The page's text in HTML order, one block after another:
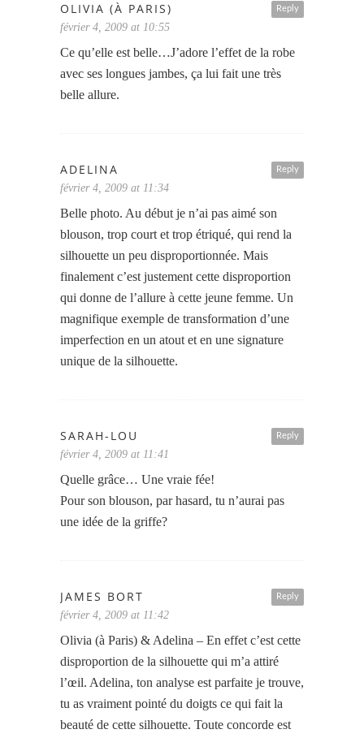
Reply
OLIVIA (À PARIS)
février 4, 2009 at 10:55
Ce qu’elle est belle…J’adore l’effet de la robe
avec ses longues jambes, ça lui fait une très
belle allure.
Reply
ADELINA
février 4, 2009 at 11:34
Belle photo. Au début je n’ai pas aimé son
blouson, trop court et trop étriqué, qui rend la
silhouette un peu disproportionnée. Mais
finalement c’est justement cette disproportion
qui donne de l’allure à cette jeune femme. Un
magnifique exemple de transformation d’une
imperfection en un atout et en une signature
unique de la silhouette.
Reply
SARAH-LOU
février 4, 2009 at 11:41
Quelle grâce… Une vraie fée!
Pour son blouson, par hasard, tu n’aurai pas
une idée de la griffe?
Reply
JAMES BORT
février 4, 2009 at 11:42
Olivia (à Paris) & Adelina – En effet c’est cette
disproportion de la silhouette qui m’a attiré
l’œil. Adelina, ton analyse est parfaite je trouve,
tu as vraiment pointé du doigts ce qui fait la
beauté de cette silhouette. Toute concorde est